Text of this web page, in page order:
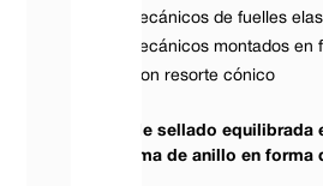
Sellos mecánicos de fuelles
Sellos mecánicos montados
de «O» con resorte cónico
Cara de sellado equilibrada
en forma de anillo en forma